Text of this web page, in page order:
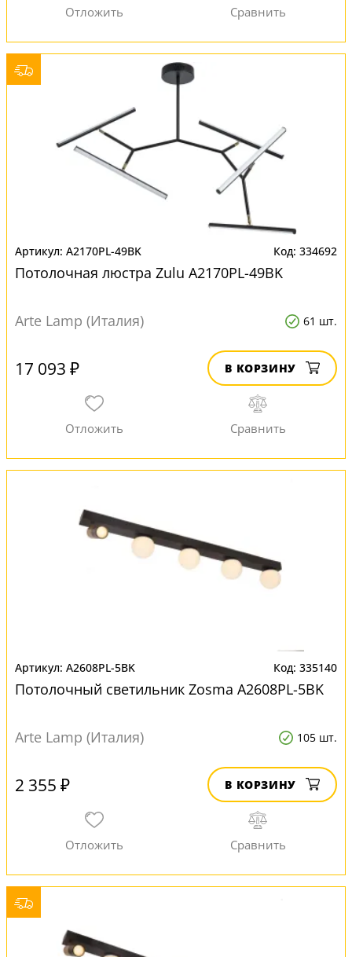
A2170PL-49BK 334692
Потолочная люстра Zulu A2170PL-49BK
Arte Lamp (Италия) 61 шт.
17 093 ₽ В КОРЗИНУ
A2608PL-5BK 335140
Потолочный светильник Zosma A2608PL-5BK
Arte Lamp (Италия) 105 шт.
2 355 ₽ В КОРЗИНУ